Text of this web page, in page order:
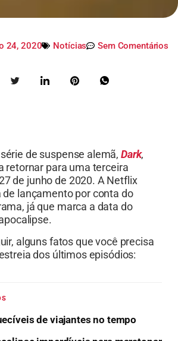
24, 2020 Notícias Sem Comentários
de suspense alemã,Dark,
retornar para uma terceira
de junho de 2020. A Netflix
de lançamento por conta do
já que marca a data do
alguns fatos que você precisa
dos últimos episódios:
de viajantes no tempo